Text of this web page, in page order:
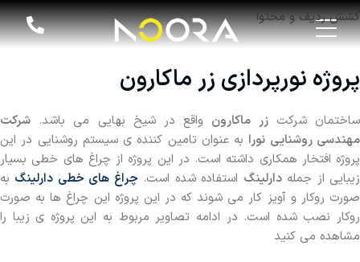
کشش ردیف و محتوا
پروژه نورپردازی زر ماکارون
ساختمان شرکتزر ماکارون واقع در شیخ بهایی می باشد. شرکت
مهندسی روشنایی نورا به عنوان تامین کننده ی سیستم روشنایی در این
پروژه افتخار همکاری داشته است. در این پروژه از چراغ های خطی بسیار
زیبایی از جملهدارلینگ استفاده شده است. چراغ های خطی دارلینگ به
صورت روکار و آویز کار می شوند که در این پروژه این چراغ ها به صورت
روکار نصب شده است. در ادامه تصاویر مربوط به این پروژه ی زیبا را
مشاهده می کنید